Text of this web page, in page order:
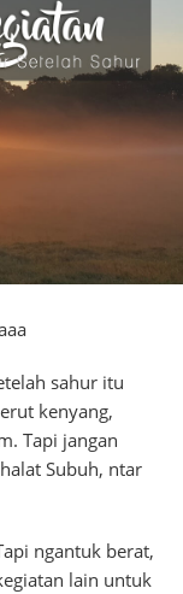
sahur itu
kenyang,
Tapi jangan
Subuh, ntar
ngantuk berat,
lain untuk